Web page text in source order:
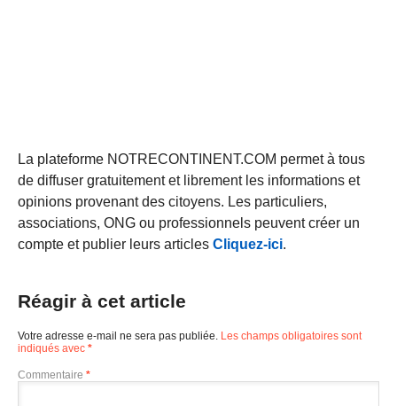
La plateforme NOTRECONTINENT.COM permet à tous
de diffuser gratuitement et librement les informations et
opinions provenant des citoyens. Les particuliers,
associations, ONG ou professionnels peuvent créer un
compte et publier leurs articles Cliquez-ici.
Réagir à cet article
Votre adresse e-mail ne sera pas publiée. Les champs obligatoires sont
indiqués avec *
Commentaire *